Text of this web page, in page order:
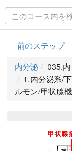
前のステップ
内分泌
035.
1.内分泌系/
ルモン/甲状腺